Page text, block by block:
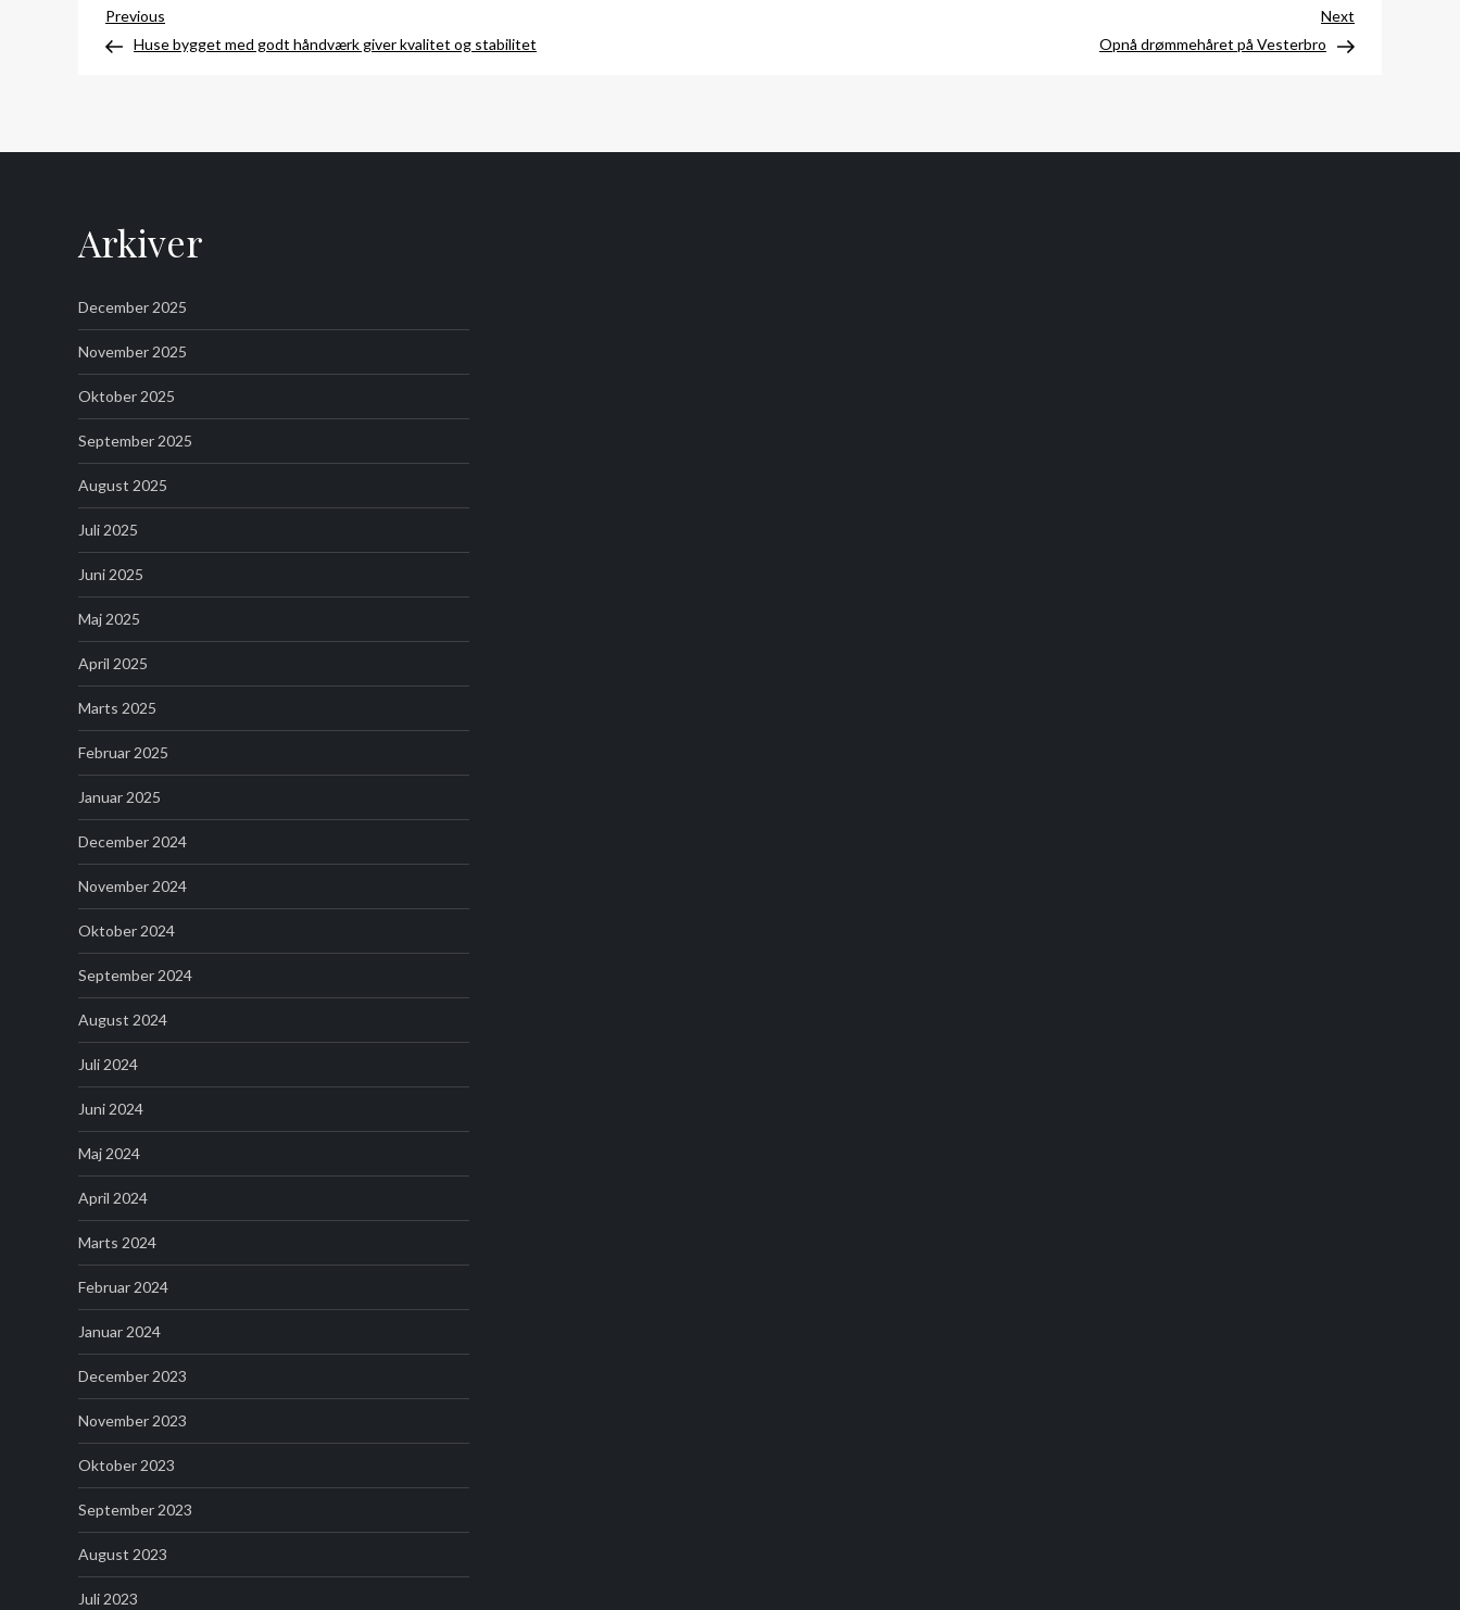
Indlægsnavigation
Previous
Post
Previous
Huse bygget med godt håndværk giver kvalitet og stabilitet
Post
Next
Opnå drømmehåret på Vesterbro
Arkiver
December 2025
November 2025
Oktober 2025
September 2025
August 2025
Juli 2025
Juni 2025
Maj 2025
April 2025
Marts 2025
Februar 2025
Januar 2025
December 2024
November 2024
Oktober 2024
September 2024
August 2024
Juli 2024
Juni 2024
Maj 2024
April 2024
Marts 2024
Februar 2024
Januar 2024
December 2023
November 2023
Oktober 2023
September 2023
August 2023
Juli 2023